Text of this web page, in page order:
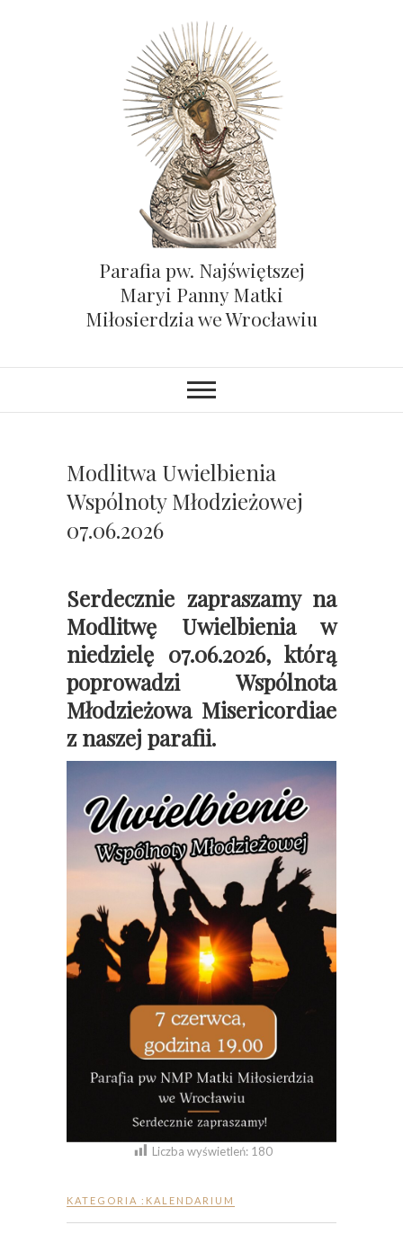
Parafia pw. Najświętszej
Maryi Panny Matki
Miłosierdzia we Wrocławiu
Modlitwa Uwielbienia
Wspólnoty Młodzieżowej
07.06.2026
Serdecznie zapraszamy na
Modlitwę Uwielbienia w
niedzielę 07.06.2026, którą
poprowadzi Wspólnota
Młodzieżowa Misericordiae
z naszej parafii.
Liczba wyświetleń: 180
KATEGORIA : KALENDARIUM